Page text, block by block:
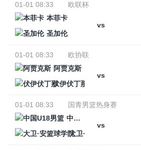
01-01 08:33
欧联杯
本菲卡
vs
圣加伦
01-01 08:33
欧协联
阿贾克斯
vs
伏伊伏丁那
01-01 08:33
国青男篮热身赛
中国U18男篮
vs
大卫·安篮球学院